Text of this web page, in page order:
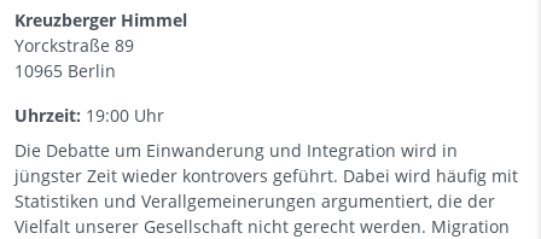
Kreuzberger Himmel
Yorckstraße 89
10965 Berlin
Uhrzeit: 19:00 Uhr
Die Debatte um Einwanderung und Integration wird in
jüngster Zeit wieder kontrovers geführt. Dabei wird häufig mit
Statistiken und Verallgemeinerungen argumentiert, die der
Vielfalt unserer Gesellschaft nicht gerecht werden. Migration